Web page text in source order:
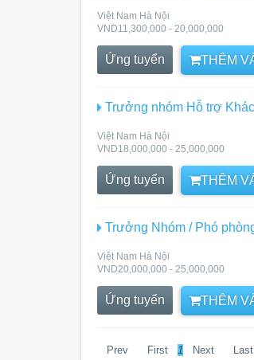
Việt Nam Hà Nội
VND11,300,000 - 20,000,000
Ứng tuyển THÊM
Trưởng nhóm Hỗ trợ
Việt Nam Hà Nội
VND18,000,000 - 25,000,000
Ứng tuyển THÊM
Trưởng Nhóm / Phó
Việt Nam Hà Nội
VND20,000,000 - 25,000,000
Ứng tuyển THÊM
Prev First 1 Next Last